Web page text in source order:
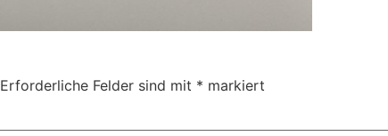
Erforderliche Felder sind mit * markiert